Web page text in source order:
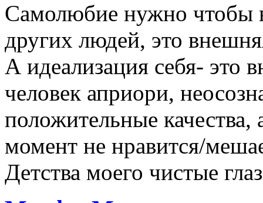
Самолюбие нужно чтобы
других людей, это
А идеализация себя- это
человек априори,
положительные
момент не нравится/
Детства моего чистые